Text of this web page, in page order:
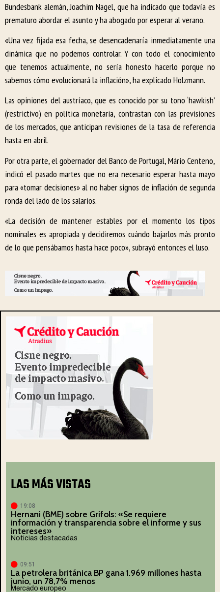
Bundesbank alemán, Joachim Nagel, que ha indicado que todavía es
prematuro abordar el asunto y ha abogado por esperar al verano.
«Una vez fijada esa fecha, se desencadenaría inmediatamente una
dinámica que no podemos controlar. Y con todo el conocimiento
que tenemos actualmente, no sería honesto hacerlo porque no
sabemos cómo evolucionará la inflación», ha explicado Holzmann.
Las opiniones del austríaco, que es conocido por su tono ‘hawkish’
(restrictivo) en política monetaria, contrastan con las previsiones
de los mercados, que anticipan revisiones de la tasa de referencia
hasta en abril.
Por otra parte, el gobernador del Banco de Portugal, Mário Centeno,
indicó el pasado martes que no era necesario esperar hasta mayo
para «tomar decisiones» al no haber signos de inflación de segunda
ronda del lado de los salarios.
«La decisión de mantener estables por el momento los tipos
nominales es apropiada y decidiremos cuándo bajarlos más pronto
de lo que pensábamos hasta hace poco», subrayó entonces el luso.
LAS MÁS VISTAS
19:08
Hernani (BME) sobre Grifols: «Se requiere
información y transparencia sobre el informe y sus
intereses»
Noticias destacadas
09:51
La petrolera británica BP gana 1.969 millones hasta
junio, un 78,7% menos
Mercado europeo